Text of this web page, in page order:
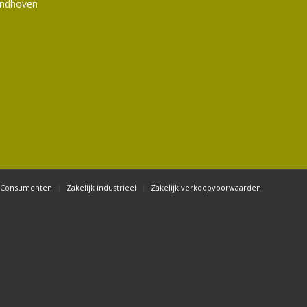
Consumenten Zakelijk industrieel Zakelijk verkoopvoorwaarden